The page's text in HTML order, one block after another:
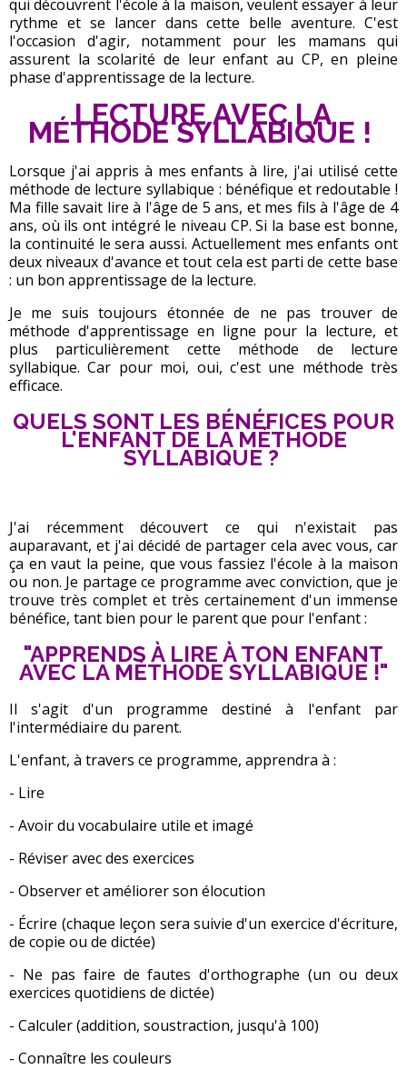
qui découvrent l'école à la maison, veulent essayer à leur
rythme et se lancer dans cette belle aventure. C'est
l'occasion d'agir, notamment pour les mamans qui
assurent la scolarité de leur enfant au CP, en pleine
phase d'apprentissage de la lecture.
LECTURE AVEC LA
MÉTHODE SYLLABIQUE !
Lorsque j'ai appris à mes enfants à lire, j'ai utilisé cette
méthode de lecture syllabique : bénéfique et redoutable !
Ma fille savait lire à l'âge de 5 ans, et mes fils à l'âge de 4
ans, où ils ont intégré le niveau CP. Si la base est bonne,
la continuité le sera aussi. Actuellement mes enfants ont
deux niveaux d'avance et tout cela est parti de cette base
: un bon apprentissage de la lecture.
Je me suis toujours étonnée de ne pas trouver de
méthode d'apprentissage en ligne pour la lecture, et
plus particulièrement cette méthode de lecture
syllabique. Car pour moi, oui, c'est une méthode très
efficace.
QUELS SONT LES BÉNÉFICES POUR
L'ENFANT DE LA MÉTHODE
SYLLABIQUE ?
J'ai récemment découvert ce qui n'existait pas
auparavant, et j'ai décidé de partager cela avec vous, car
ça en vaut la peine, que vous fassiez l'école à la maison
ou non. Je partage ce programme avec conviction, que je
trouve très complet et très certainement d'un immense
bénéfice, tant bien pour le parent que pour l'enfant :
"APPRENDS À LIRE À TON ENFANT
AVEC LA MÉTHODE SYLLABIQUE !"
Il s'agit d'un programme destiné à l'enfant par
l'intermédiaire du parent.
L'enfant, à travers ce programme, apprendra à :
- Lire
- Avoir du vocabulaire utile et imagé
- Réviser avec des exercices
- Observer et améliorer son élocution
- Écrire (chaque leçon sera suivie d'un exercice d'écriture,
de copie ou de dictée)
- Ne pas faire de fautes d'orthographe (un ou deux
exercices quotidiens de dictée)
- Calculer (addition, soustraction, jusqu'à 100)
- Connaître les couleurs